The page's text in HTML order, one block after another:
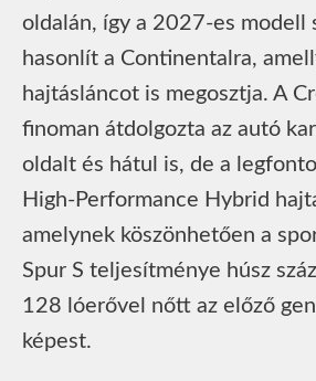
oldalán, így a 2027-es modell
hasonlít a Continentalra,
hajtásláncot is megosztja. A
finoman átdolgozta az autó
oldalt és hátul is, de a
High-Performance Hybrid
amelynek köszönhetően a
Spur S teljesítménye húsz
128 lóerővel nőtt az előző
képest.